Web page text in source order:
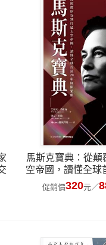
馬斯克寶典：從顛
空帝國，讀懂全球
維
促銷價320元／